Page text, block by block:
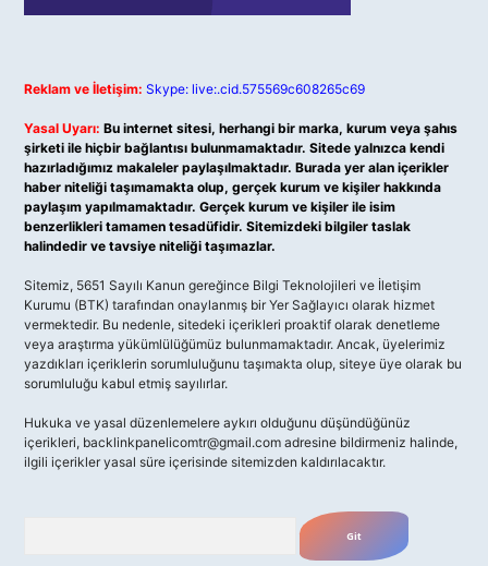
Reklam ve İletişim: Skype: live:.cid.575569c608265c69
Yasal Uyarı: Bu internet sitesi, herhangi bir marka, kurum veya şahıs
şirketi ile hiçbir bağlantısı bulunmamaktadır. Sitede yalnızca kendi
hazırladığımız makaleler paylaşılmaktadır. Burada yer alan içerikler
haber niteliği taşımamakta olup, gerçek kurum ve kişiler hakkında
paylaşım yapılmamaktadır. Gerçek kurum ve kişiler ile isim
benzerlikleri tamamen tesadüfidir. Sitemizdeki bilgiler taslak
halindedir ve tavsiye niteliği taşımazlar.
Sitemiz, 5651 Sayılı Kanun gereğince Bilgi Teknolojileri ve İletişim
Kurumu (BTK) tarafından onaylanmış bir Yer Sağlayıcı olarak hizmet
vermektedir. Bu nedenle, sitedeki içerikleri proaktif olarak denetleme
veya araştırma yükümlülüğümüz bulunmamaktadır. Ancak, üyelerimiz
yazdıkları içeriklerin sorumluluğunu taşımakta olup, siteye üye olarak bu
sorumluluğu kabul etmiş sayılırlar.
Hukuka ve yasal düzenlemelere aykırı olduğunu düşündüğünüz
içerikleri, backlinkpanelicomtr@gmail.com adresine bildirmeniz halinde,
ilgili içerikler yasal süre içerisinde sitemizden kaldırılacaktır.